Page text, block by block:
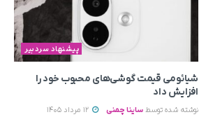
پیشنهاد سردبیر
شیائومی قیمت گوشی‌های محبوب خود را
افزایش داد
نوشته شده توسط ساینا چمنی 12 مرداد 1405